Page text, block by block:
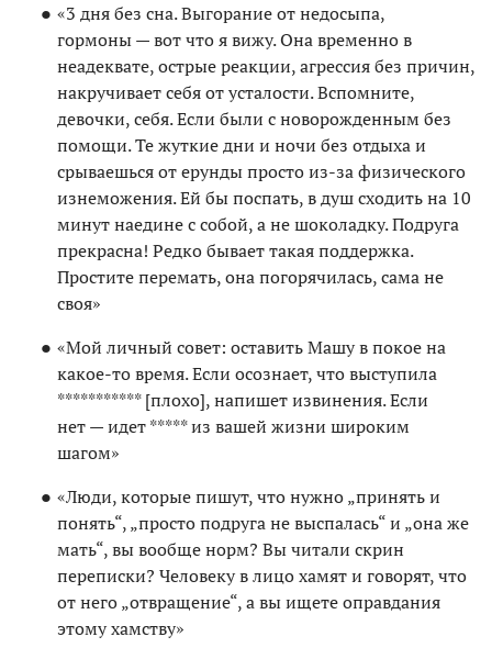
«3 дня без сна. Выгорание от недосыпа,
гормоны — вот что я вижу. Она временно в
неадеквате, острые реакции, агрессия без причин,
накручивает себя от усталости. Вспомните,
девочки, себя. Если были с новорожденным без
помощи. Те жуткие дни и ночи без отдыха и
срываешься от ерунды просто из-за физического
изнеможения. Ей бы поспать, в душ сходить на 10
минут наедине с собой, а не шоколадку. Подруга
прекрасна! Редко бывает такая поддержка.
Простите перемать, она погорячилась, сама не
своя»
«Мой личный совет: оставить Машу в покое на
какое-то время. Если осознает, что выступила
*********** [плохо], напишет извинения. Если
нет — идет ***** из вашей жизни широким
шагом»
«Люди, которые пишут, что нужно „принять и
понять“, „просто подруга не выспалась“ и „она же
мать“, вы вообще норм? Вы читали скрин
переписки? Человеку в лицо хамят и говорят, что
от него „отвращение“, а вы ищете оправдания
этому хамству»